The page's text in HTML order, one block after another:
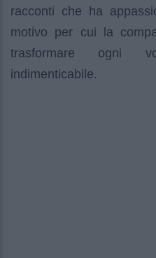
racconti che ha
motivo per cui la
trasformare ogni
indimenticabile.